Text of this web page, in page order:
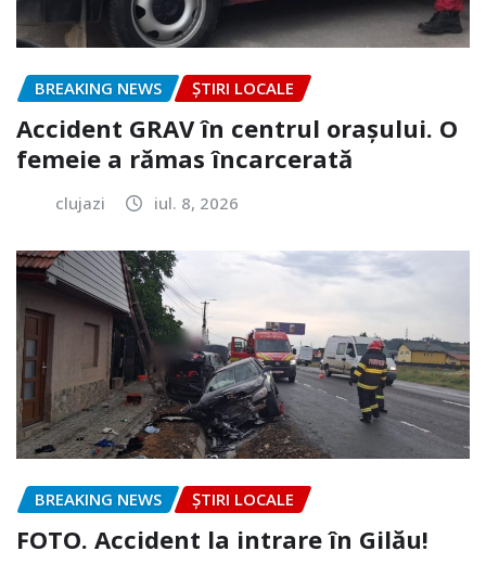
BREAKING NEWS ȘTIRI LOCALE
Accident GRAV în centrul orașului. O
femeie a rămas încarcerată
clujazi iul. 8, 2026
BREAKING NEWS ȘTIRI LOCALE
FOTO. Accident la intrare în Gilău!